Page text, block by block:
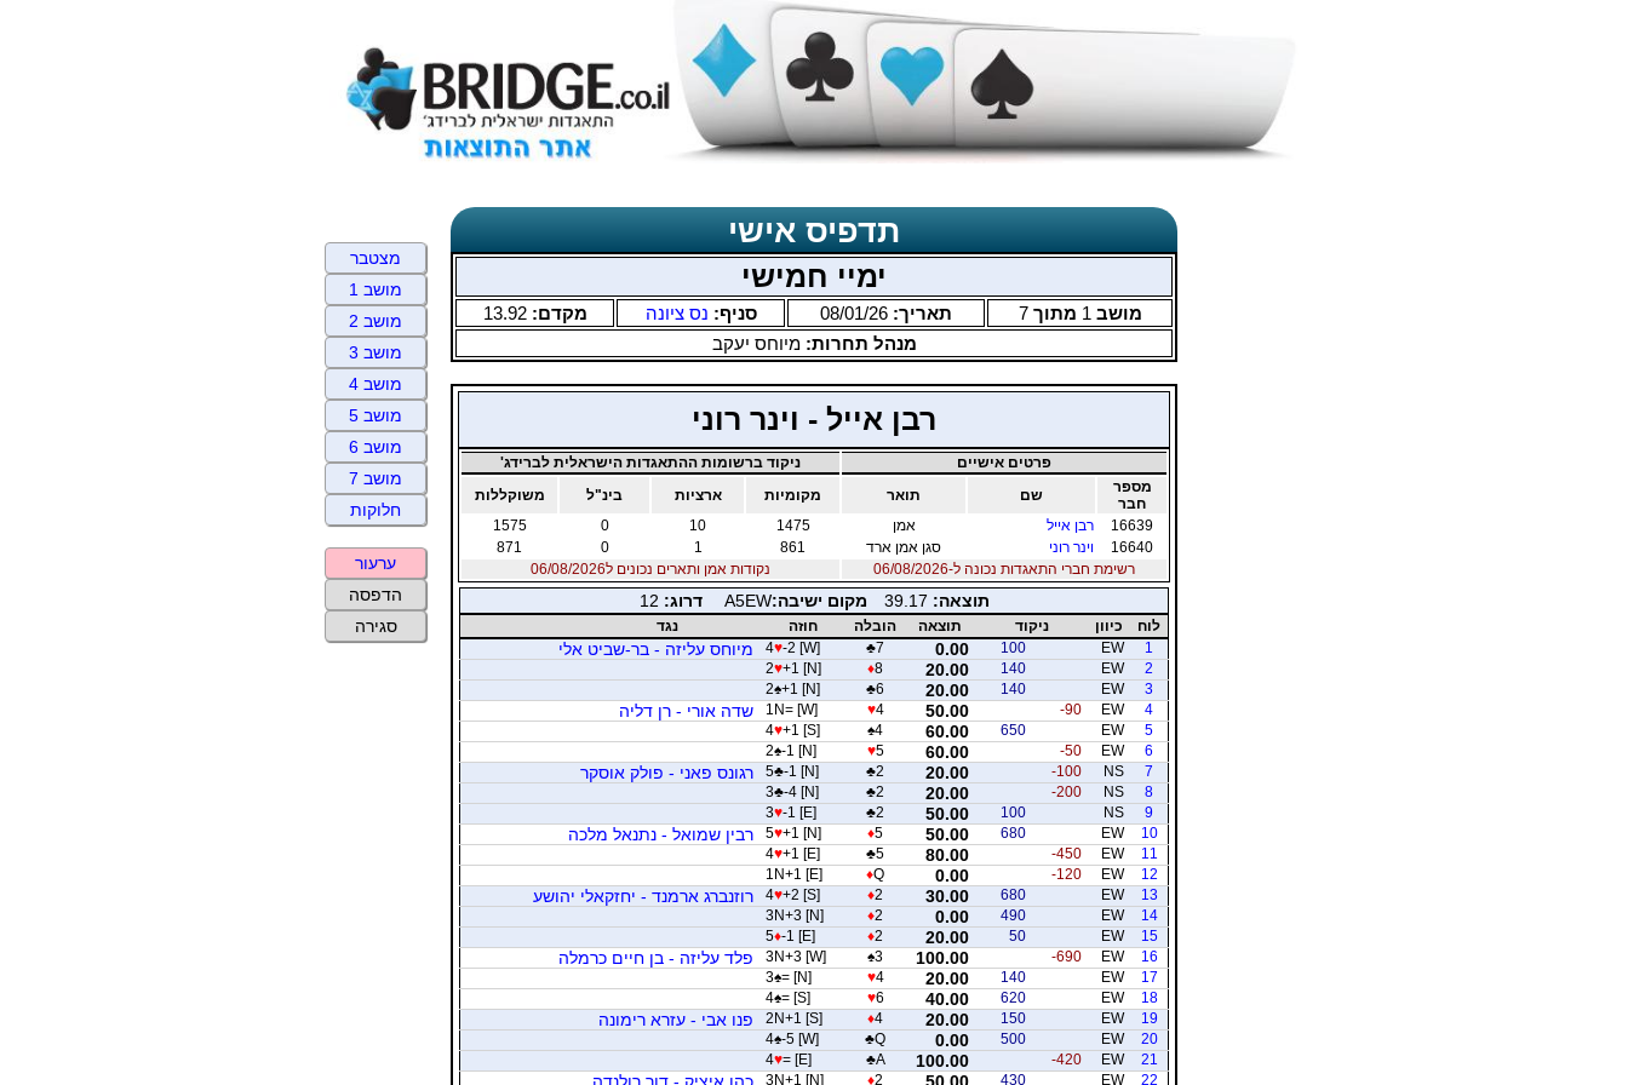
תדפיס אישי
ימיי חמישי
מושב 1 מתוך7 תאריך: 08/01/26 סניף: נס ציונה מקדם:13.92
מנהל תחרות:מיוחס יעקב
רבן אייל - וינר רוני
פרטים אישיים
ניקוד ברשומות ההתאגדות הישראלית לברידג'
מספר
חבר
שם תואר מקומיות ארציות בינ"ל
משוקללות
16639
רבן אייל אמן 1475
10
0
1575
16640
וינר רוני סגן אמן ארד 861
1
0
871
רשימת חברי התאגדות נכונה ל-06/08/2026
נקודות אמן ותארים נכונים ל06/08/2026
תוצאה: 39.17 מקום ישיבה:A5EW דרוג: 12
לוח כיוון ניקוד תוצאה הובלה חוזה
נגד
1
EW
100
0.00
♣7
4♥-2 [W] מיוחס עליזה - בר-שביט אלי
2
EW
140
20.00
♦8
2♥+1 [N]
3
EW
140
20.00
♣6
2♠+1 [N]
4
EW
-90
50.00
♥4
1N= [W] שדה אורי - רן דליה
5
EW
650
60.00
♠4
4♥+1 [S]
6
EW
-50
60.00
♥5
2♠-1 [N]
7
NS
-100
20.00
♣2
5♣-1 [N] רגונס פאני - פולק אוסקר
8
NS
-200
20.00
♣2
3♣-4 [N]
9
NS
100
50.00
♣2
3♥-1 [E]
10
EW
680
50.00
♦5
5♥+1 [N] רבין שמואל - נתנאל מלכה
11
EW
-450
80.00
♣5
4♥+1 [E]
12
EW
-120
0.00
♦Q
1N+1 [E]
13
EW
680
30.00
♦2
4♥+2 [S] רוזנברג ארמנד - יחזקאלי יהושע
14
EW
490
0.00
♦2
3N+3 [N]
15
EW
50
20.00
♦2
5♦-1 [E]
16
EW
-690
100.00
♠3
3N+3 [W] פלד עליזה - בן חיים כרמלה
17
EW
140
20.00
♥4
3♠= [N]
18
EW
620
40.00
♥6
4♠= [S]
19
EW
150
20.00
♦4
2N+1 [S] פנו אבי - עזרא רימונה
20
EW
500
0.00
♣Q
4♠-5 [W]
21
EW
-420
100.00
♣A
4♥= [E]
22
EW
430
50.00
♦2
3N+1 [N] כהן איציק - דור רולנדה
מצטבר
מושב 1
מושב 2
מושב 3
מושב 4
מושב 5
מושב 6
מושב 7
חלוקות
ערעור
הדפסה
סגירה